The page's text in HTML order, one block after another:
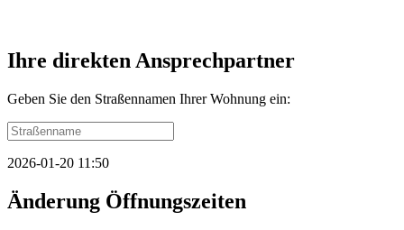
Ihre direkten Ansprechpartner
Geben Sie den Straßennamen Ihrer Wohnung ein:
2026-01-20 11:50
Änderung Öffnungszeiten